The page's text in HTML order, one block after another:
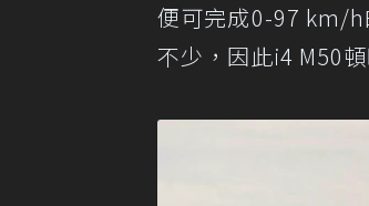
便可完成0-97 km/h
不少，因此i4 M50